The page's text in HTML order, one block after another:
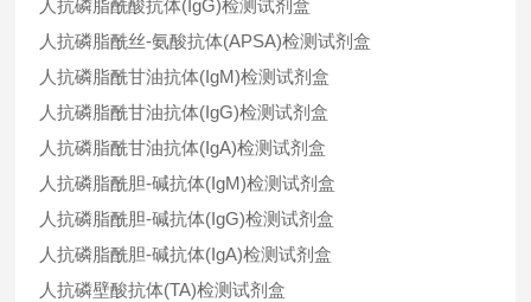
人抗磷脂酰酸抗体(IgG)检测试剂盒
人抗磷脂酰丝-氨酸抗体(APSA)检测试剂盒
人抗磷脂酰甘油抗体(IgM)检测试剂盒
人抗磷脂酰甘油抗体(IgG)检测试剂盒
人抗磷脂酰甘油抗体(IgA)检测试剂盒
人抗磷脂酰胆-碱抗体(IgM)检测试剂盒
人抗磷脂酰胆-碱抗体(IgG)检测试剂盒
人抗磷脂酰胆-碱抗体(IgA)检测试剂盒
人抗磷壁酸抗体(TA)检测试剂盒